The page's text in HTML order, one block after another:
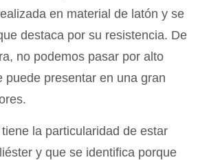
en material de latón y se
destaca por su resistencia. De
no podemos pasar por alto
puede presentar en una gran
la particularidad de estar
y que se identifica porque